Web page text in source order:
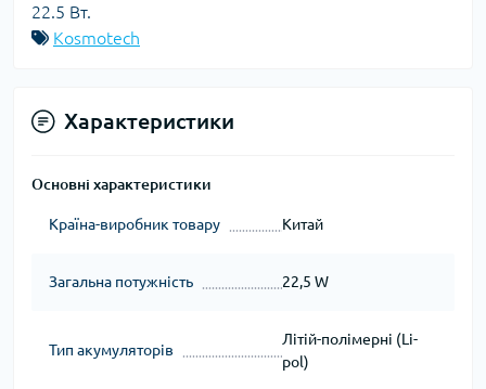
22.5 Вт.
Kosmotech
Характеристики
Основні характеристики
Країна-виробник товару Китай
Загальна потужність 22,5 W
Тип акумуляторів
Літій-полімерні (Li-
pol)